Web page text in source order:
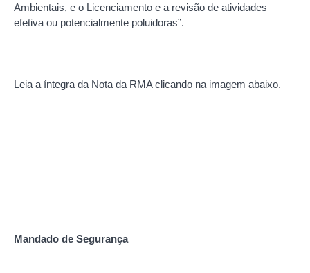
Ambientais, e o Licenciamento e a revisão de atividades
efetiva ou potencialmente poluidoras”.
Leia a íntegra da Nota da RMA clicando na imagem abaixo.
Mandado de Segurança